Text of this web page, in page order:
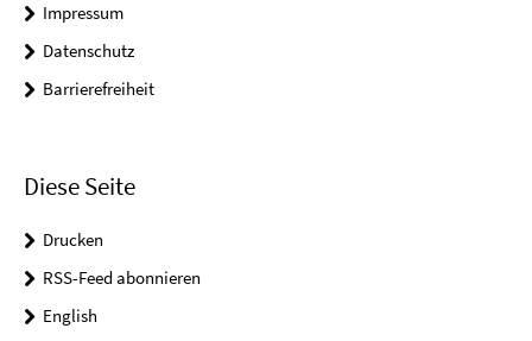
Impressum
Datenschutz
Barrierefreiheit
Diese Seite
Drucken
RSS-Feed abonnieren
English